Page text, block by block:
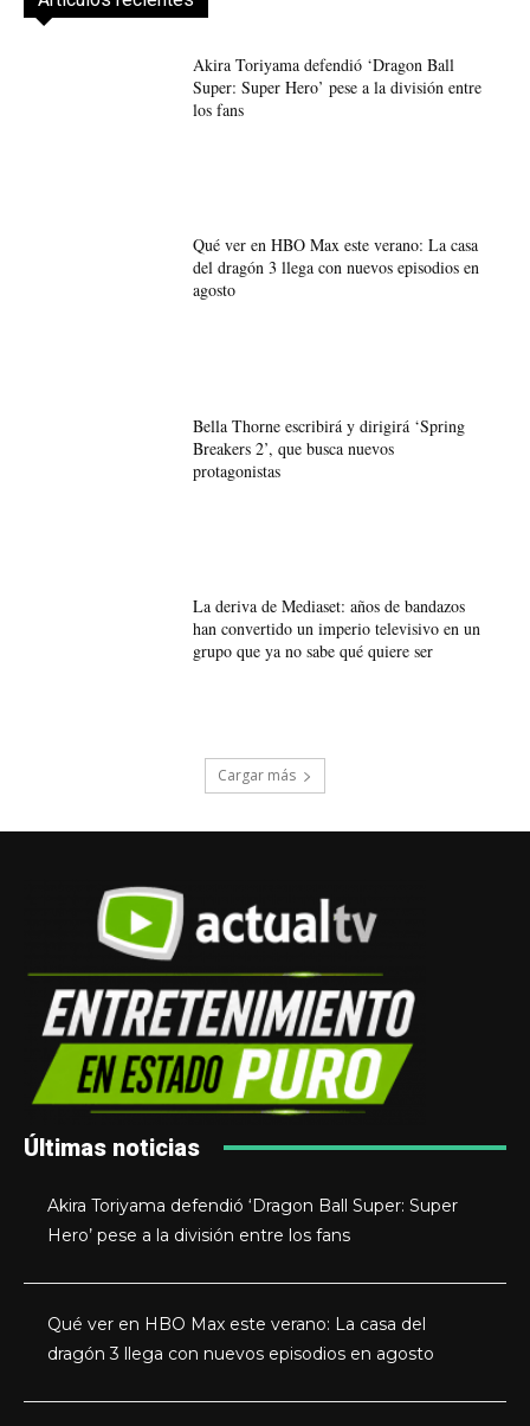
Akira Toriyama defendió ‘Dragon Ball
Super: Super Hero’ pese a la división entre
los fans
Qué ver en HBO Max este verano: La casa
del dragón 3 llega con nuevos episodios en
agosto
Bella Thorne escribirá y dirigirá ‘Spring
Breakers 2’, que busca nuevos
protagonistas
La deriva de Mediaset: años de bandazos
han convertido un imperio televisivo en un
grupo que ya no sabe qué quiere ser
Cargar más
Últimas noticias
Akira Toriyama defendió ‘Dragon Ball Super: Super
Hero’ pese a la división entre los fans
Qué ver en HBO Max este verano: La casa del
dragón 3 llega con nuevos episodios en agosto